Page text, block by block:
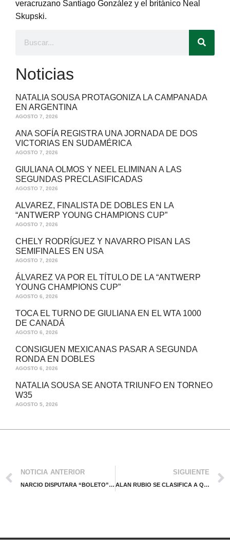
veracruzano Santiago González y el británico Neal
Skupski.
Noticias
NATALIA SOUSA PROTAGONIZA LA CAMPANADA
EN ARGENTINA
AGOSTO 7, 2026
ANA SOFÍA REGISTRA UNA JORNADA DE DOS
VICTORIAS EN SUDAMÉRICA
AGOSTO 7, 2026
GIULIANA OLMOS Y NEEL ELIMINAN A LAS
SEGUNDAS PRECLASIFICADAS
AGOSTO 7, 2026
ALVAREZ, FINALISTA DE DOBLES EN LA
“ANTWERP YOUNG CHAMPIONS CUP”
AGOSTO 7, 2026
CHELY RODRÍGUEZ Y NAVARRO PISAN LAS
SEMIFINALES EN USA
AGOSTO 7, 2026
ÁLVAREZ VA POR EL TÍTULO DE LA “ANTWERP
YOUNG CHAMPIONS CUP”
AGOSTO 6, 2026
TOCA EL TURNO DE GIULIANA EN EL WTA 1000
DE CANADÁ
AGOSTO 6, 2026
CONSIGUEN MEXICANAS PASAR A SEGUNDA
RONDA EN DOBLES
AGOSTO 6, 2026
NATALIA SOUSA SE ANOTA TRIUNFO EN TORNEO
W35
AGOSTO 5, 2026
NOTICIA ANTERIOR
NARCIO DISPUTARA “BOLETO” A LA FINAL ANTE KAWAGUCHI EN METEPEC
SIGUIENTE
ALAN RUBIO SE CLASIFICA A QF EN TORNEO ITF DE BRASIL